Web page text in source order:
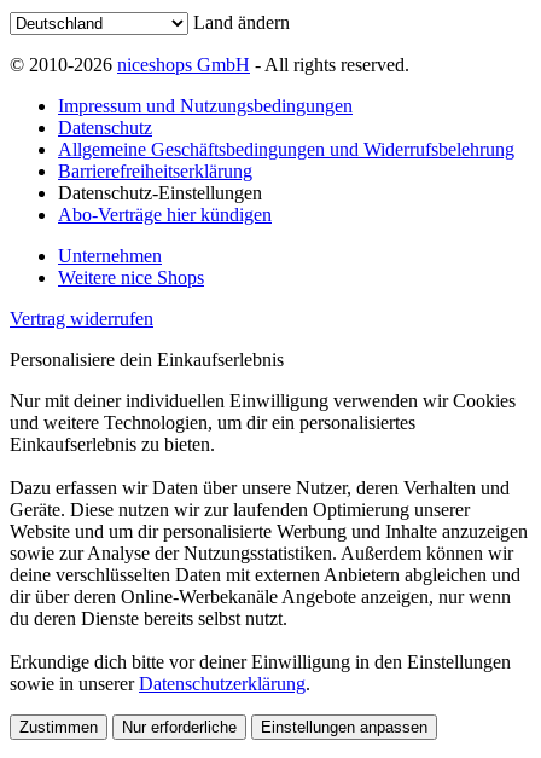
Land ändern
© 2010-2026 niceshops GmbH - All rights reserved.
Impressum und Nutzungsbedingungen
Datenschutz
Allgemeine Geschäftsbedingungen und Widerrufsbelehrung
Barrierefreiheitserklärung
Datenschutz-Einstellungen
Abo-Verträge hier kündigen
Unternehmen
Weitere nice Shops
Vertrag widerrufen
Personalisiere dein Einkaufserlebnis
Nur mit deiner individuellen Einwilligung verwenden wir Cookies
und weitere Technologien, um dir ein personalisiertes
Einkaufserlebnis zu bieten.
Dazu erfassen wir Daten über unsere Nutzer, deren Verhalten und
Geräte. Diese nutzen wir zur laufenden Optimierung unserer
Website und um dir personalisierte Werbung und Inhalte anzuzeigen
sowie zur Analyse der Nutzungsstatistiken. Außerdem können wir
deine verschlüsselten Daten mit externen Anbietern abgleichen und
dir über deren Online-Werbekanäle Angebote anzeigen, nur wenn
du deren Dienste bereits selbst nutzt.
Erkundige dich bitte vor deiner Einwilligung in den Einstellungen
sowie in unsererDatenschutzerklärung.
Zustimmen Nur erforderliche Einstellungen anpassen